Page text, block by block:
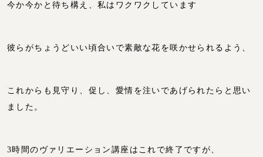
今か今かと待ち構え、私はワクワクしています
彼らがちょうどいい頃合いで素敵な花を咲かせられるよう、
これからも見守り、促し、愛情を注いであげられたらと思い
ました。
3時間のヴァリエーション講座はこれで終了ですが、